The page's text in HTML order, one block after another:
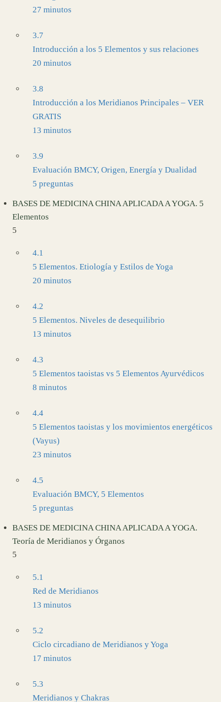
27 minutos
3.7
Introducción a los 5 Elementos y sus relaciones
20 minutos
3.8
Introducción a los Meridianos Principales – VER
GRATIS
13 minutos
3.9
Evaluación BMCY, Origen, Energía y Dualidad
5 preguntas
BASES DE MEDICINA CHINA APLICADA A YOGA. 5
Elementos
5
4.1
5 Elementos. Etiología y Estilos de Yoga
20 minutos
4.2
5 Elementos. Niveles de desequilibrio
13 minutos
4.3
5 Elementos taoistas vs 5 Elementos Ayurvédicos
8 minutos
4.4
5 Elementos taoistas y los movimientos energéticos
(Vayus)
23 minutos
4.5
Evaluación BMCY, 5 Elementos
5 preguntas
BASES DE MEDICINA CHINA APLICADA A YOGA.
Teoría de Meridianos y Órganos
5
5.1
Red de Meridianos
13 minutos
5.2
Ciclo circadiano de Meridianos y Yoga
17 minutos
5.3
Meridianos y Chakras